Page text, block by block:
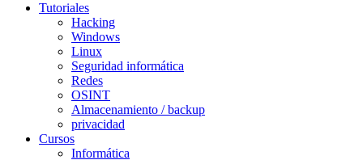
Tutoriales
Hacking
Windows
Linux
Seguridad informática
Redes
OSINT
Almacenamiento / backup
privacidad
Cursos
Informática